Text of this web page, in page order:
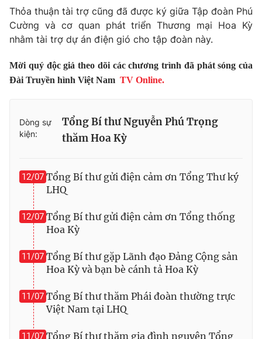
VTV Money VTV Thể thao
Bất động sản
Thị trường 24h Tấm lòng Việt
VTV4 Vươn mình bằng AI
Liên hệ tòa soạn English
THỜI BÁO VTV
Theo dõi báo trên
Cơ quan chủ quản: Đài Truyền hình Việt Nam
Thỏa thuận tài trợ cũng đã được ký giữa Tập đoàn Phú
Cường và cơ quan phát triển Thương mại Hoa Kỳ
nhằm tài trợ dự án điện gió cho tập đoàn này.
Mời quý độc giả theo dõi các chương trình đã phát sóng của
Đài Truyền hình Việt Nam TV Online.
Dòng sự
kiện:
Tổng Bí thư Nguyễn Phú Trọng
thăm Hoa Kỳ
12/07 Tổng Bí thư gửi điện cảm ơn Tổng Thư ký
LHQ
12/07 Tổng Bí thư gửi điện cảm ơn Tổng thống
Hoa Kỳ
11/07 Tổng Bí thư gặp Lãnh đạo Đảng Cộng sản
Hoa Kỳ và bạn bè cánh tả Hoa Kỳ
11/07 Tổng Bí thư thăm Phái đoàn thường trực
Việt Nam tại LHQ
11/07 Tổng Bí thư thăm gia đình nguyên Tổng